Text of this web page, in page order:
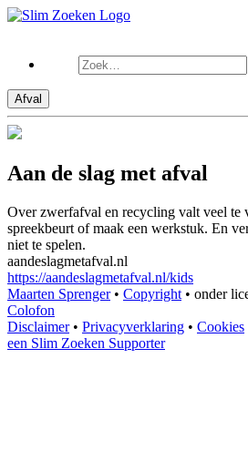
Afval
Aan de slag met afval
Over zwerfafval en recycling valt veel te
spreekbeurt of maak een werkstuk. En
niet te spelen.
aandeslagmetafval.nl
https://aandeslagmetafval.nl/kids
Maarten Sprenger • Copyright • onder
Colofon
Disclaimer • Privacyverklaring • Cookies
een Slim Zoeken Supporter